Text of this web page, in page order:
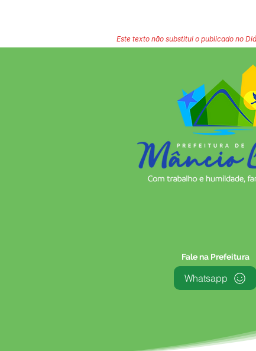
Este texto não substitui o publicado no
Fale na Prefeitura
Whatsapp